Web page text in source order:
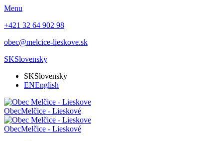
Menu
+421 32 64 902 98
obec@melcice-lieskove.sk
SKSlovensky
SKSlovensky
ENEnglish
ObecMelčice - Lieskové
ObecMelčice - Lieskové